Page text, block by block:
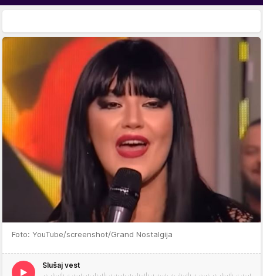
Foto: YouTube/screenshot/Grand Nostalgija
Slušaj vest